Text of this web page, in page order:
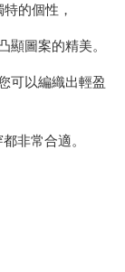
的個性，
圖案的精美。
可以編織出輕盈
非常合適。